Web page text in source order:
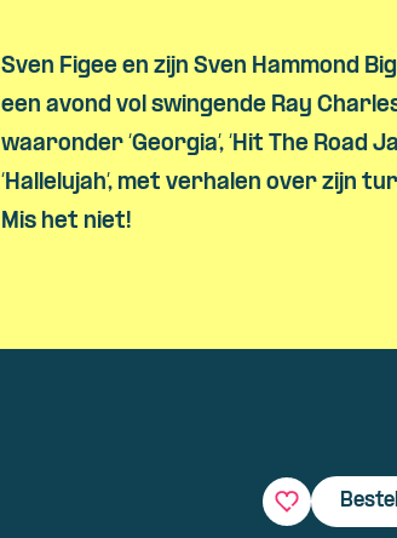
Sven Figee en zijn Sven Hammond
een avond vol swingende Ray
waaronder ‘Georgia’, ‘Hit The Road
‘Hallelujah’, met verhalen over zijn
Mis het niet!